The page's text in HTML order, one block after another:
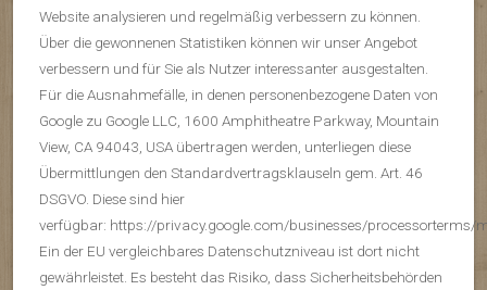
Website analysieren und regelmäßig verbessern zu können.
Über die gewonnenen Statistiken können wir unser Angebot
verbessern und für Sie als Nutzer interessanter ausgestalten.
Für die Ausnahmefälle, in denen personenbezogene Daten von
Google zu Google LLC, 1600 Amphitheatre Parkway, Mountain
View, CA 94043, USA übertragen werden, unterliegen diese
Übermittlungen den Standardvertragsklauseln gem. Art. 46
DSGVO. Diese sind hier
verfügbar: https://privacy.google.com/businesses/processorterms/
Ein der EU vergleichbares Datenschutzniveau ist dort nicht
gewährleistet. Es besteht das Risiko, dass Sicherheitsbehörden